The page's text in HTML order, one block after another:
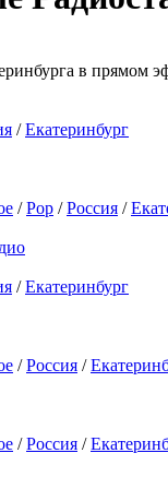
в прямом
/Екатеринбург
/Pop /Россия /
/Екатеринбург
/Россия /
/Россия /